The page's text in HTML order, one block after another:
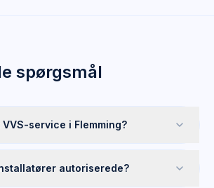
spørgsmål
service i Flemming?
autoriserede?